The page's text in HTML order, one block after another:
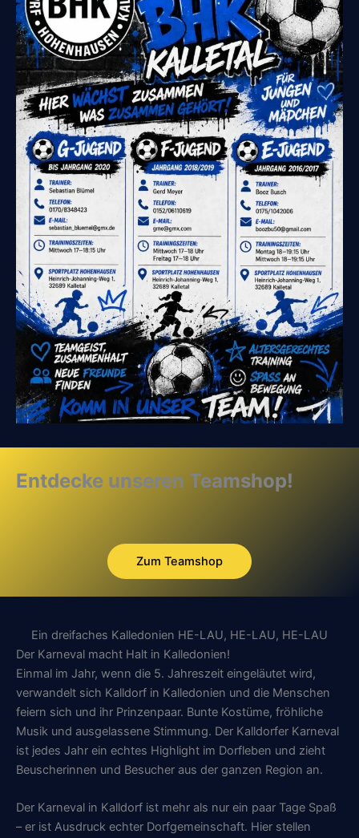
Entdecke unseren Teamshop!
Zum Teamshop
Ein dreifaches Kalledonien HE-LAU, HE-LAU, HE-LAU
Der Karneval macht Halt in Kalledonien!
Einmal im Jahr, wenn die 5. Jahreszeit eingeläutet wird,
verwandelt sich Kalldorf in Kalledonien und die Menschen
feiern sich und ihr Prinzenpaar. Bunte Kostüme, fröhliche
Musik und ausgelassene Stimmung. Der Kalldorfer Karneval
ist jedes Jahr ein echtes Highlight im Dorfleben und zieht
Beuscherinnen und Besucher aus der ganzen Region an.
Der Karneval in Kalldorf ist mehr als nur ein paar Tage Spaß
– er ist Ausdruck echter Dorfgemeinschaft. Hier stellen